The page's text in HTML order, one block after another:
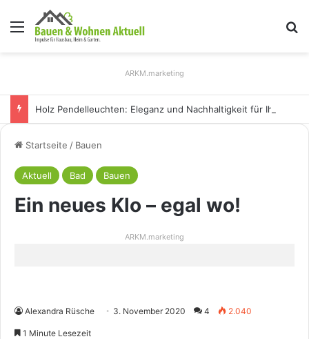
Menü
ARKM.marketing
Startseite / Bauen
Aktuell Bad Bauen
Ein neues Klo – egal wo!
ARKM.marketing
Alexandra Rüsche 3. November 2020 4 2.040
1 Minute Lesezeit